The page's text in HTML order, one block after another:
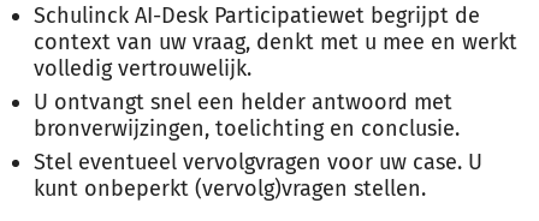
Schulinck AI-Desk Participatiewet begrijpt de
context van uw vraag, denkt met u mee en werkt
volledig vertrouwelijk.
U ontvangt snel een helder antwoord met
bronverwijzingen, toelichting en conclusie.
Stel eventueel vervolgvragen voor uw case. U
kunt onbeperkt (vervolg)vragen stellen.